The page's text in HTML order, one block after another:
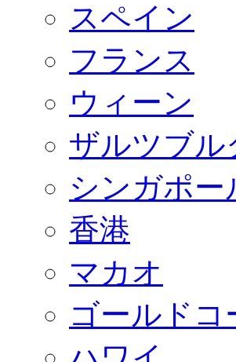
スペイン
フランス
ウィーン
ザルツブル
シンガポー
香港
マカオ
ゴールドコ